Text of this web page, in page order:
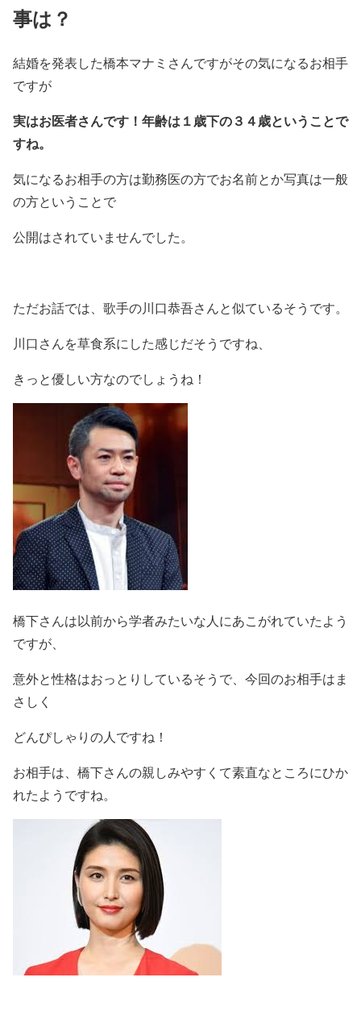
事は？
結婚を発表した橋本マナミさんですがその気になるお相手
ですが
実はお医者さんです！年齢は１歳下の３４歳ということで
すね。
気になるお相手の方は勤務医の方でお名前とか写真は一般
の方ということで
公開はされていませんでした。
ただお話では、歌手の川口恭吾さんと似ているそうです。
川口さんを草食系にした感じだそうですね、
きっと優しい方なのでしょうね！
橋下さんは以前から学者みたいな人にあこがれていたよう
ですが、
意外と性格はおっとりしているそうで、今回のお相手はま
さしく
どんぴしゃりの人ですね！
お相手は、橋下さんの親しみやすくて素直なところにひか
れたようですね。